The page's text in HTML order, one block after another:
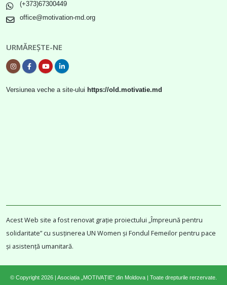
(+373)67300449
office@motivation-md.org
URMĂREȘTE-NE
Versiunea veche a site-ului https://old.motivatie.md
Acest Web site a fost renovat grație proiectului „Împreună pentru
solidaritate” cu susținerea UN Women și Fondul Femeilor pentru pace
și asistență umanitară.
© Copyright 2026 | Asociația „MOTIVAȚIE” din Moldova | Toate drepturile rerzervate.